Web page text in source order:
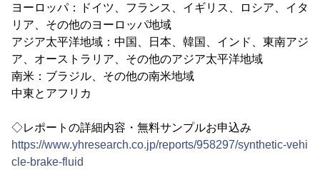
ヨーロッパ：ドイツ、フランス、イギリス、ロシア、イタ
リア、その他のヨーロッパ地域
アジア太平洋地域：中国、日本、韓国、インド、東南アジ
ア、オーストラリア、その他のアジア太平洋地域
南米：ブラジル、その他の南米地域
中東とアフリカ
◇レポートの詳細内容・無料サンプルお申込み
https://www.yhresearch.co.jp/reports/958297/synthetic-vehi
cle-brake-fluid